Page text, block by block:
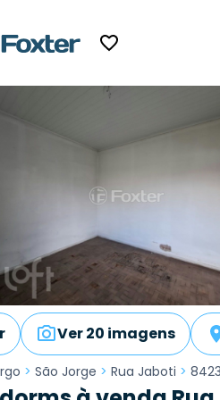
Ver 20 imagens
> São Jorge > Rua Jaboti >